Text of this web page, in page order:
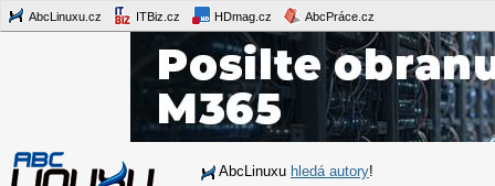
AbcLinuxu.cz ITBiz.cz HDmag.cz AbcPráce.cz
AbcLinuxu hledá autory!